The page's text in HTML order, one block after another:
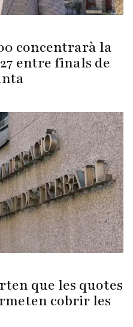
concentrarà la
entre finals de
que les quotes
cobrir les